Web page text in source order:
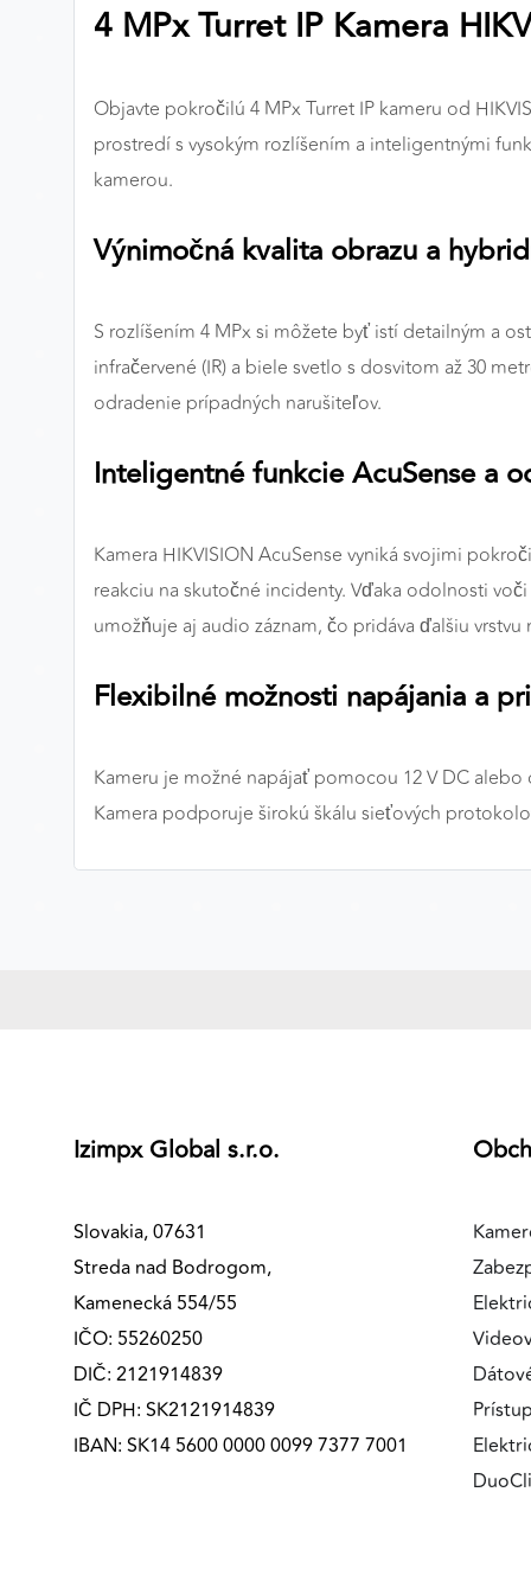
4 MPx Turret IP Kamera
Objavte pokročilú 4 MPx Turret IP kameru od
prostredí s vysokým rozlíšením a inteligentnými
kamerou.
Výnimočná kvalita obrazu a
S rozlíšením 4 MPx si môžete byť istí detailným a
infračervené (IR) a biele svetlo s dosvitom až 30
odradenie prípadných narušiteľov.
Inteligentné funkcie AcuSense a
Kamera HIKVISION AcuSense vyniká svojimi
reakciu na skutočné incidenty. Vďaka odolnosti
umožňuje aj audio záznam, čo pridáva ďalšiu
Flexibilné možnosti napájania a
Kameru je možné napájať pomocou 12 V DC
Kamera podporuje širokú škálu sieťových
Izimpx Global s.r.o.
Slovakia, 07631
Streda nad Bodrogom,
Kamenecká 554/55
IČO: 55260250
DIČ: 2121914839
IČ DPH: SK2121914839
IBAN: SK14 5600 0000 0099 7377 7001
Preferenčné cookies
ANALYTICKÉ COOKIES
Analytické cookies nám umožňujú meranie výkonu
pomocou týchto cookies spracovávame anonymne a
cookies môžeme optimalizovať výkon a funkčnosť
našich stránok.
Poskytovateľ: Google
MARKETINGOVÉ COOKIES
Marketingové cookies sa používajú na sledovanie
správania používateľov naprieč webovými stránkami.
relevantnú reklamu, a to na našom webe aj v
Google Ads
Poskytovateľ: Google